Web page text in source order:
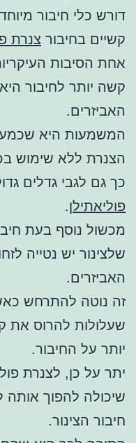
דורש כלי חיבור
קשיים בחיבור צנרת
אחת הסיבות
קשה יותר לחיבור
האביזרים.
המשמעות היא
הצנרת ללא שימוש
כך גם לגבי גדלים
פוליאתילן.
מכשול נוסף בעת
שלצינור יש נטייה
האביזרים.
זה נוטה להתרחש
שעלולות להרוס את
יותר על החיבור.
יתר על כן, לצנרת
שיכולה להפוך
חיבור הצינור.